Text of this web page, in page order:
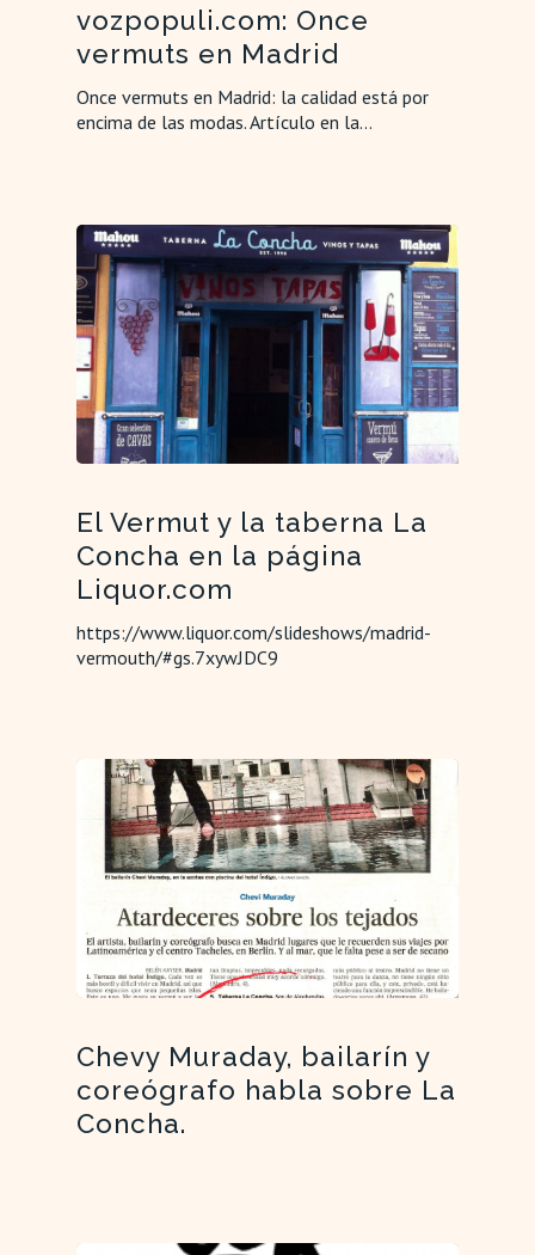
vozpopuli.com: Once
vermuts en Madrid
Once vermuts en Madrid: la calidad está por
encima de las modas. Artículo en la…
El Vermut y la taberna La
Concha en la página
Liquor.com
https://www.liquor.com/slideshows/madrid-
vermouth/#gs.7xywJDC9
Chevy Muraday, bailarín y
coreógrafo habla sobre La
Concha.